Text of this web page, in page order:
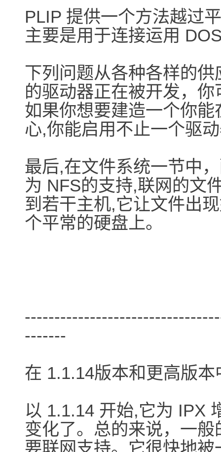
PLIP 提供一个方法越过
主要是用于连接运用
下列问题从各种各样的
的驱动器正在被开发，
如果你想要建造一个你
心,你能启用不止一个驱
最后,在文件系统一节中
为 NFS的支持,联网的文
到若干主机,它让文件出
个平常的硬盘上。
-------
在 1.1.14版本和更高版
以 1.1.14 开始,它为 IPX
变化了。总的来说，一
要联网支持。它很快地